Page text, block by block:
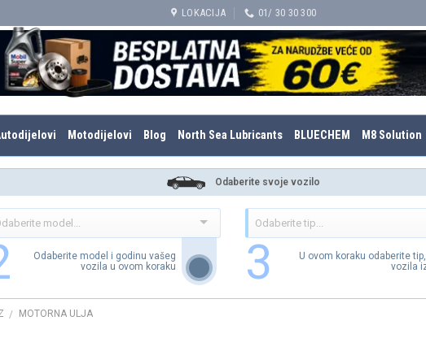
LOKACIJA 01/ 30 30 300
Motodijelovi Blog North Sea Lubricants BLUECHEM M8 Solution
Odaberite svoje vozilo
Odaberite model i godinu vašeg
vozila u ovom koraku
3
U ovom koraku odaberite
vozila
/ MOTORNA ULJA